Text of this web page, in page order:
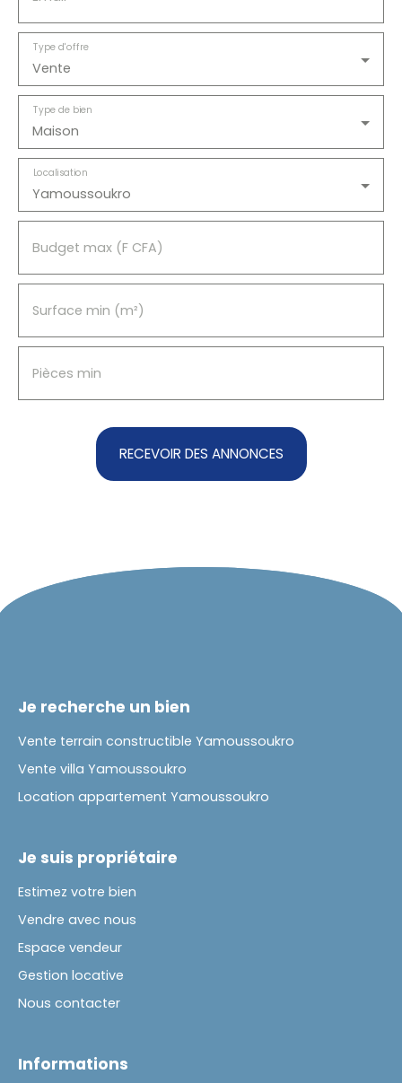
nouvelle aventure.
un havre de paix à découvrir sans tarder. À
quelques minutes seulement, vous trouverez
une école, un supermarché et un centre de
santé.
Vente
Type d'offre
Maison
Type de bien
Yamoussoukro
Localisation
Budget max (F CFA)
Surface min (m²)
Pièces min
RECEVOIR DES ANNONCES
Je recherche un bien
Vente terrain constructible Yamoussoukro
Vente villa Yamoussoukro
Location appartement Yamoussoukro
Je suis propriétaire
Estimez votre bien
Vendre avec nous
Espace vendeur
Gestion locative
Nous contacter
Informations